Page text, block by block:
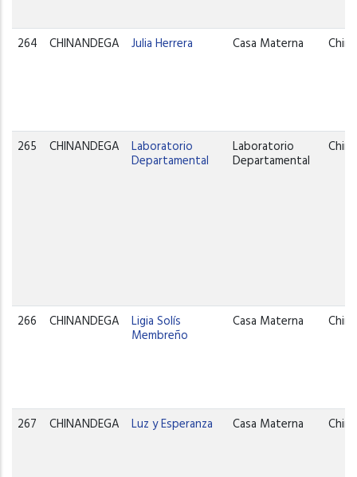
264 CHINANDEGA Julia Herrera Casa Materna
265 CHINANDEGA Laboratorio
Departamental
Laboratorio
Departamental
266 CHINANDEGA Ligia Solís
Membreño
Casa Materna
267 CHINANDEGA Luz y Esperanza Casa Materna